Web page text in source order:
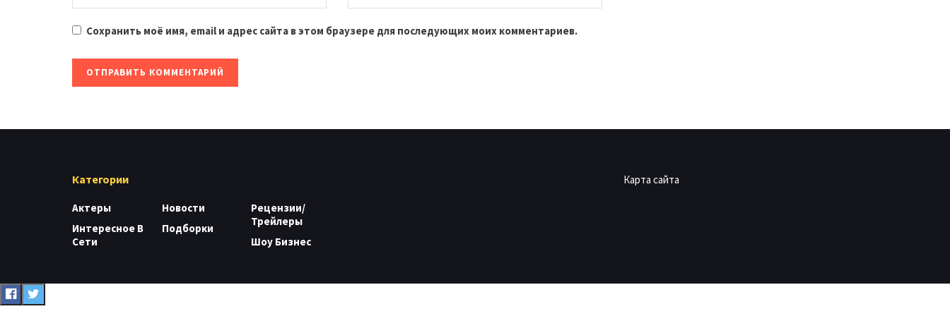
Сохранить моё имя, email и адрес сайта в этом браузере для последующих моих комментариев.
Категории
Актеры
Интересное В
Сети
Новости
Подборки
Рецензии/
Трейлеры
Шоу Бизнес
Карта сайта